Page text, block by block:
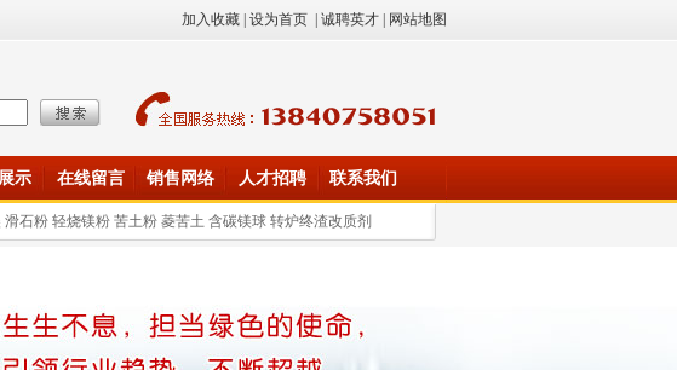
加入收藏 设为首页 诚聘英才 网站地图
示 在线留言 销售网络 人才招聘 联系我们
石粉 轻烧镁粉 苦土粉 菱苦土 含碳镁球 转炉终渣改质剂